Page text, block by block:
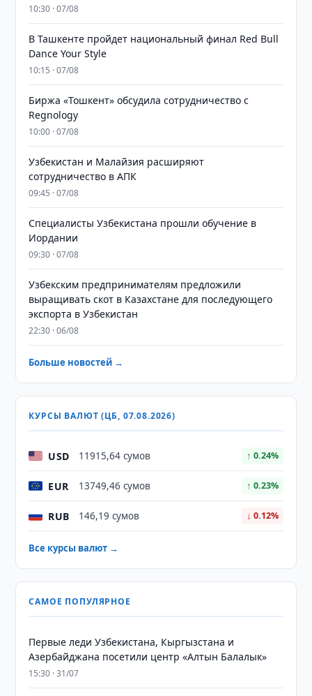
10:30 · 07/08
В Ташкенте пройдет национальный финал Red Bull
Dance Your Style
10:15 · 07/08
Биржа «Тошкент» обсудила сотрудничество с
Regnology
10:00 · 07/08
Узбекистан и Малайзия расширяют
сотрудничество в АПК
09:45 · 07/08
Специалисты Узбекистана прошли обучение в
Иордании
09:30 · 07/08
Узбекским предпринимателям предложили
выращивать скот в Казахстане для последующего
экспорта в Узбекистан
22:30 · 06/08
Больше новостей →
КУРСЫ ВАЛЮТ (ЦБ, 07.08.2026)
USD 11915,64 сумов ↑ 0.24%
EUR 13749,46 сумов ↑ 0.23%
RUB 146,19 сумов ↓ 0.12%
Все курсы валют →
САМОЕ ПОПУЛЯРНОЕ
Первые леди Узбекистана, Кыргызстана и
Азербайджана посетили центр «Алтын Балалык»
15:30 · 31/07